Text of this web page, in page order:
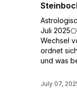
Juli
Wechsel
ordnet
und was
July 07,